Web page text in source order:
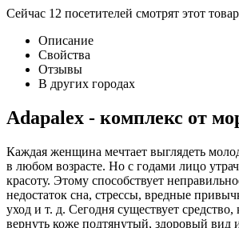
Сейчас 12 посетителей смотрят этот товар
Описание
Свойства
Отзывы
В других городах
Adapalex - комплекс от
Каждая женщина мечтает выглядеть
в любом возрасте. Но с годами лицо
красоту. Этому способствует
недостаток сна, стрессы, вредные
уход и т. д. Сегодня существует
вернуть коже подтянутый, здоровый вид